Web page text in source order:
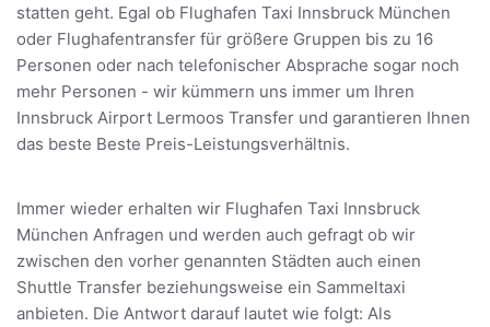
statten geht. Egal ob Flughafen Taxi Innsbruck München
oder Flughafentransfer für größere Gruppen bis zu 16
Personen oder nach telefonischer Absprache sogar noch
mehr Personen - wir kümmern uns immer um Ihren
Innsbruck Airport Lermoos Transfer und garantieren Ihnen
das beste Beste Preis-Leistungsverhältnis.
Immer wieder erhalten wir Flughafen Taxi Innsbruck
München Anfragen und werden auch gefragt ob wir
zwischen den vorher genannten Städten auch einen
Shuttle Transfer beziehungsweise ein Sammeltaxi
anbieten. Die Antwort darauf lautet wie folgt: Als